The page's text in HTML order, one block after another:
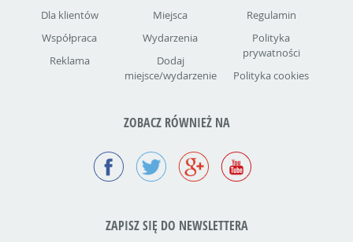
Dla klientów
Współpraca
Reklama
Miejsca
Wydarzenia
Dodaj
miejsce/wydarzenie
Regulamin
Polityka
prywatności
Polityka cookies
ZOBACZ RÓWNIEŻ NA
ZAPISZ SIĘ DO NEWSLETTERA